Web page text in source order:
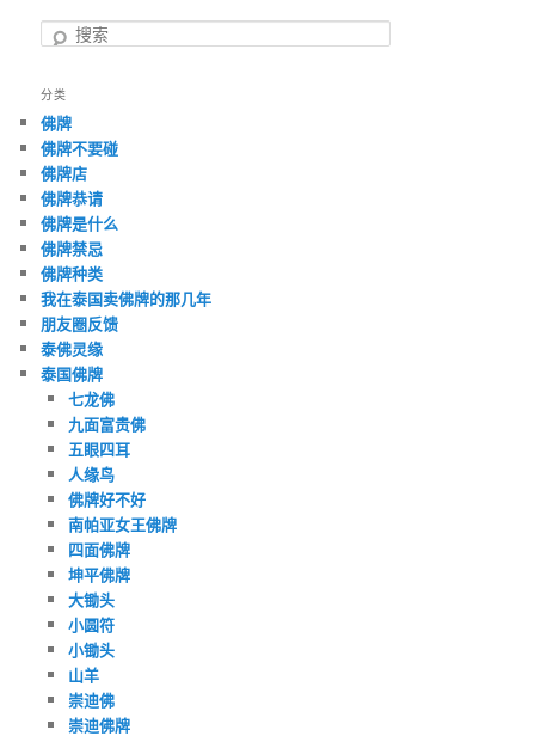
搜
分类
佛牌
佛牌不要碰
佛牌店
佛牌恭请
佛牌是什么
佛牌禁忌
佛牌种类
我在泰国卖佛牌的那几年
朋友圈反馈
泰佛灵缘
泰国佛牌
七龙佛
九面富贵佛
五眼四耳
人缘鸟
佛牌好不好
南帕亚女王佛牌
四面佛牌
坤平佛牌
大锄头
小圆符
小锄头
山羊
崇迪佛
崇迪佛牌